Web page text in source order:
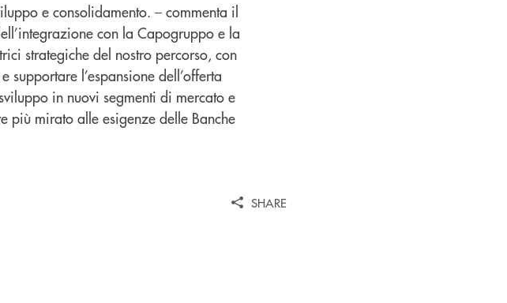
e consolidamento. – commenta il
con la Capogruppo e la
strategiche del nostro percorso, con
l’espansione dell’offerta
in nuovi segmenti di mercato e
più mirato alle esigenze delle Banche
SHARE